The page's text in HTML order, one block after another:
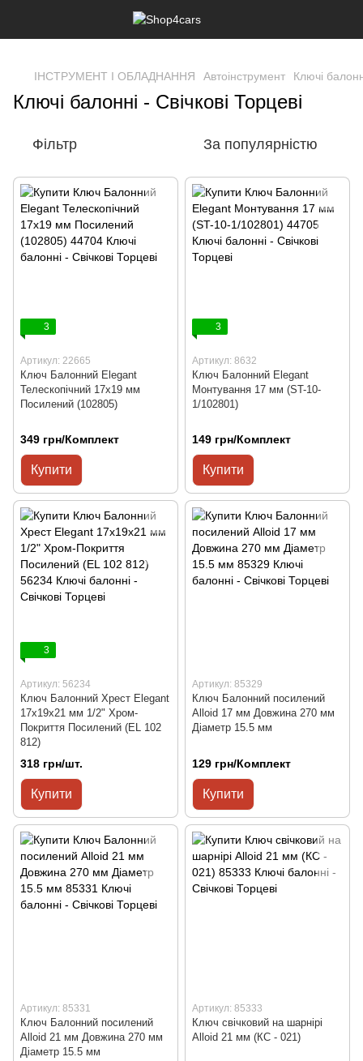
ІНСТРУМЕНТ І ОБЛАДНАННЯ Автоінструмент Ключі
Ключі балонні - Свічкові Торцеві
Фільтр За популярністю
3
Артикул: 22665
Ключ Балонний Elegant
Телескопічний 17x19 мм
Посилений (102805)
349 грн/Комплект
Купити
3
Артикул: 8632
Ключ Балонний Elegant
Монтування 17 мм (ST-10-
1/102801)
149 грн/Комплект
Купити
3
Артикул: 56234
Ключ Балонний Хрест Elegant
17x19x21 мм 1/2" Хром-
Покриття Посилений (EL 102
812)
318 грн/шт.
Купити
Артикул: 85329
Ключ Балонний посилений
Alloid 17 мм Довжина 270 мм
Діаметр 15.5 мм
129 грн/Комплект
Купити
Артикул: 85331
Ключ Балонний посилений
Alloid 21 мм Довжина 270 мм
Діаметр 15.5 мм
Артикул: 85333
Ключ свічковий на шарнірі
Alloid 21 мм (КС - 021)